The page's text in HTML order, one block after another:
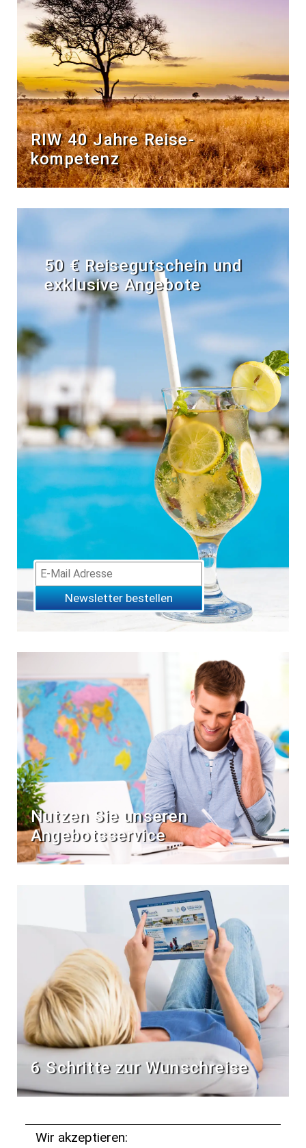
RIW 40 Jahre Reise­
kompetenz
50 € Reisegutschein und
exklusive Angebote
Newsletter bestellen
Nutzen Sie unseren
Angebotsservice
6 Schritte zur Wunschreise
Wir akzeptieren: